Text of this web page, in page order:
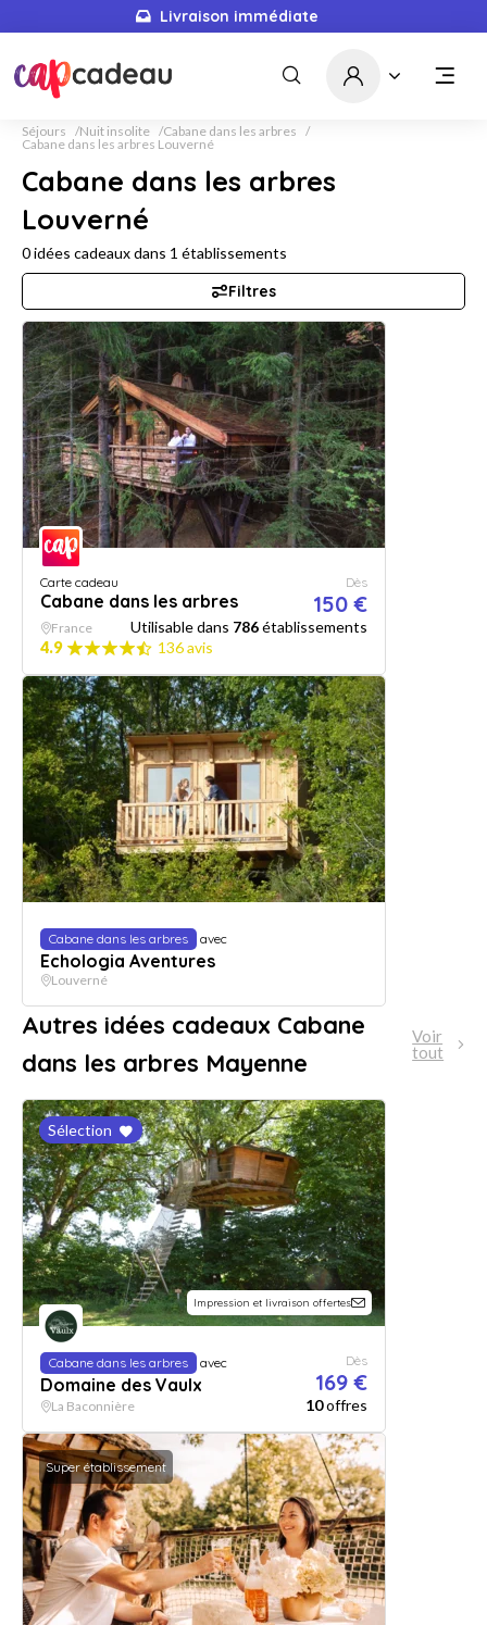
Livraison immédiate
Séjours Nuit insolite
Cabane dans les arbres
Cabane dans les arbres Louverné
Cabane dans les arbres
Louverné
0idées cadeaux dans 1 établissements
Filtres
Carte cadeau
Cabane dans les arbres
Dès
150 €
France Utilisable dans 786établissements
4.9
136 avis
Cabane dans les arbres avec
Echologia Aventures
Louverné
Autres idées cadeaux Cabane
dans les arbres Mayenne
Voir
tout
Sélection
Impression et livraison offertes
Cabane dans les arbres avec
Domaine des Vaulx
Dès
169 €
La Baconnière 10offres
Super établissement